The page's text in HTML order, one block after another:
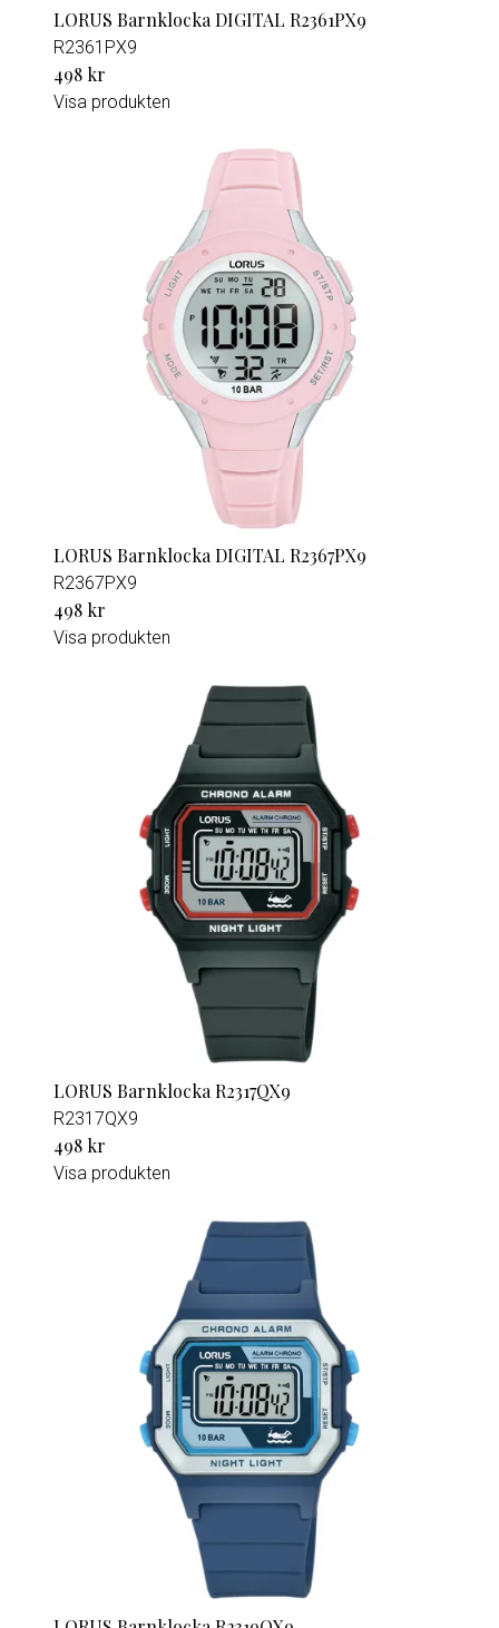
LORUS Barnklocka DIGITAL R2361PX9
R2361PX9
498 kr
Visa produkten
LORUS Barnklocka DIGITAL R2367PX9
R2367PX9
498 kr
Visa produkten
LORUS Barnklocka R2317QX9
R2317QX9
498 kr
Visa produkten